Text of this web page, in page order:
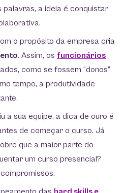
palavras, a ideia é conquistar
o propósito da empresa cria
. Assim, os funcionários
como se fossem “donos”
tempo, a produtividade
a sua equipe, a dica de ouro é
de começar o curso. Já
que a maior parte do
um curso presencial?